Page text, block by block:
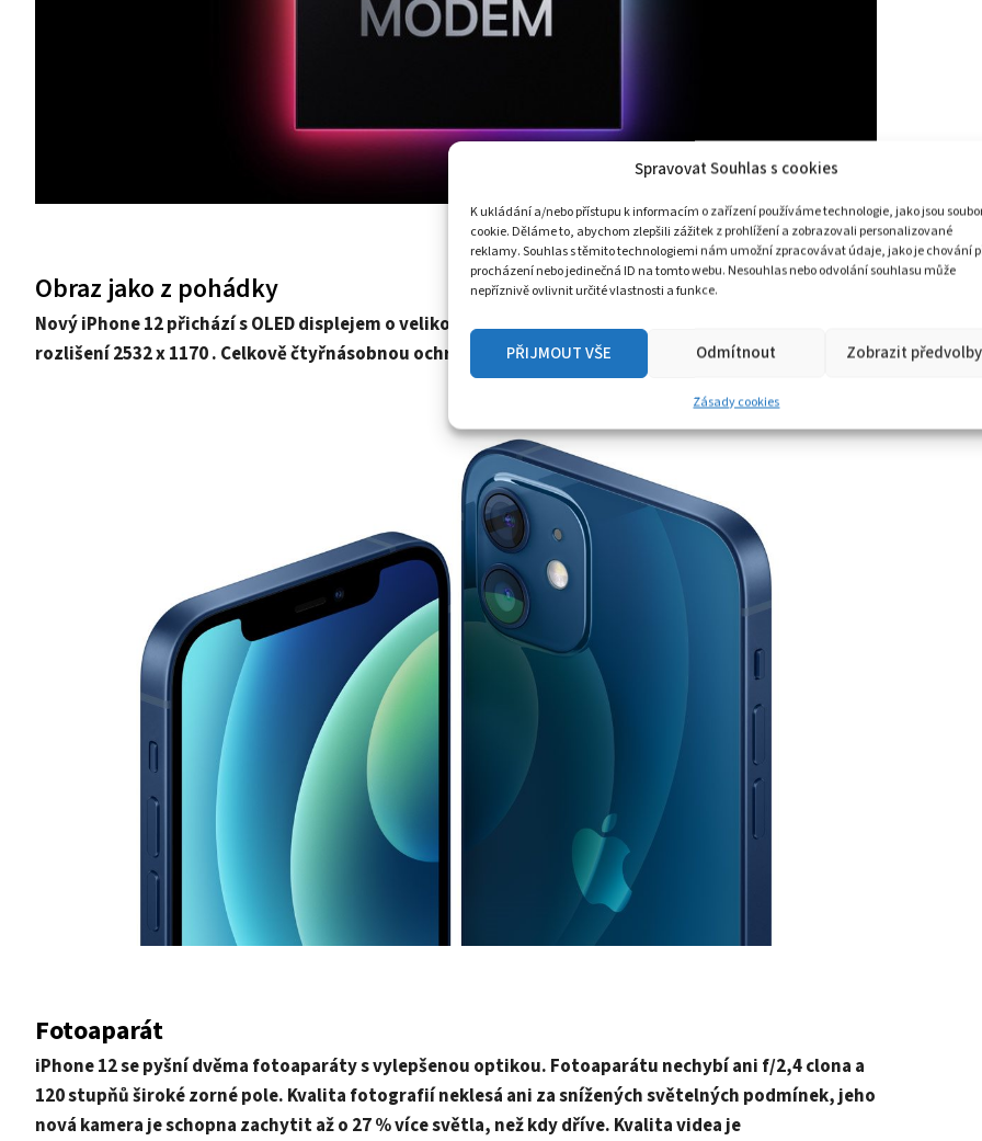
Spravovat Souhlas s cookies
K ukládání a/nebo přístupu k informacím o zařízení používáme technologie, jako jsou
cookie. Děláme to, abychom zlepšili zážitek z prohlížení a zobrazovali personalizované
reklamy. Souhlas s těmito technologiemi nám umožní zpracovávat údaje, jako je chování
procházení nebo jedinečná ID na tomto webu. Nesouhlas nebo odvolání souhlasu může
nepříznivě ovlivnit určité vlastnosti a funkce.
PŘIJMOUT VŠE Odmítnout Zobrazit předvolby
Zásady cookies
Obraz jako z pohádky
Nový iPhone 12 přichází s OLED displejem o velikosti 6,1” s označením Super Retina XDR nabízí
rozlišení 2532 x 1170. Celkově čtyřnásobnou ochranu zajišťuje zadní sklo zvané Ceramic Shield.
Fotoaparát
iPhone 12 se pyšní dvěma fotoaparáty s vylepšenou optikou. Fotoaparátu nechybí ani f/2,4 clona a
120 stupňů široké zorné pole. Kvalita fotografií neklesá ani za snížených světelných podmínek, jeho
nová kamera je schopna zachytit až o 27 % více světla, než kdy dříve. Kvalita videa je